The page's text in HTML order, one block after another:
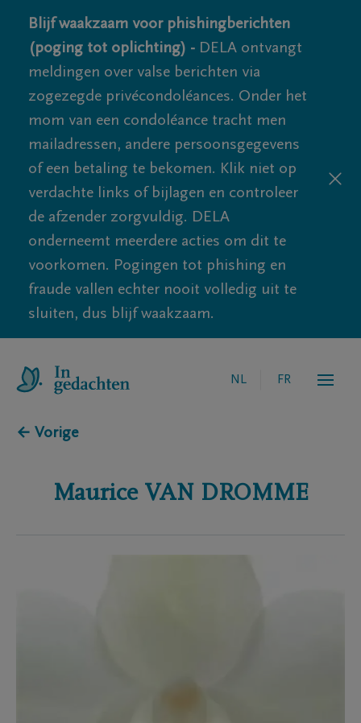
Blijf waakzaam voor phishingberichten
(poging tot oplichting) - DELA ontvangt
meldingen over valse berichten via
zogezegde privécondoléances. Onder het
mom van een condoléance tracht men
mailadressen, andere persoonsgegevens
of een betaling te bekomen. Klik niet op
verdachte links of bijlagen en controleer
de afzender zorgvuldig. DELA
onderneemt meerdere acties om dit te
voorkomen. Pogingen tot phishing en
fraude vallen echter nooit volledig uit te
sluiten, dus blijf waakzaam.
NL FR
← Vorige
Maurice VAN DROMME